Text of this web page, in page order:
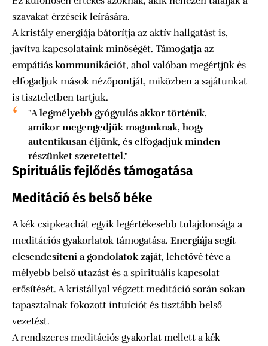
szavakat érzéseik leírására.
A kristály energiája bátorítja az aktív hallgatást is,
javítva kapcsolataink minőségét. Támogatja az
empátiás kommunikációt, ahol valóban megértjük és
elfogadjuk mások nézőpontját, miközben a sajátunkat
is tiszteletben tartjuk.
"A legmélyebb gyógyulás akkor történik,
amikor megengedjük magunknak, hogy
autentikusan éljünk, és elfogadjuk minden
részünket szeretettel."
Spirituális fejlődés támogatása
Meditáció és belső béke
A kék csipkeachát egyik legértékesebb tulajdonsága a
meditációs gyakorlatok támogatása. Energiája segít
elcsendesíteni a gondolatok zaját, lehetővé téve a
mélyebb belső utazást és a spirituális kapcsolat
erősítését. A kristállyal végzett meditáció során sokan
tapasztalnak fokozott intuíciót és tisztább belső
vezetést.
A rendszeres meditációs gyakorlat mellett a kék